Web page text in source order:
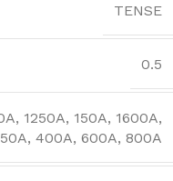
TENSE
0.5
, 1250A, 150A, 1600A,
, 400A, 600A, 800A